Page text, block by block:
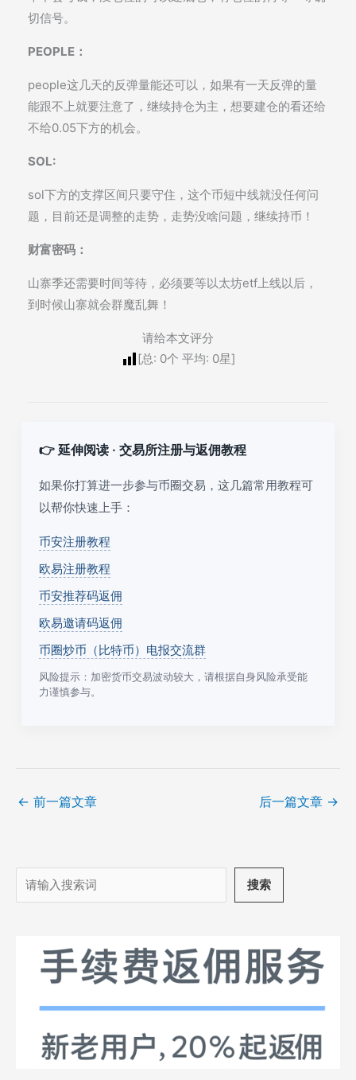
切信号。
PEOPLE：
people这几天的反弹量能还可以，如果有一天反弹的量
能跟不上就要注意了，继续持仓为主，想要建仓的看还给
不给0.05下方的机会。
SOL:
sol下方的支撑区间只要守住，这个币短中线就没任何问
题，目前还是调整的走势，走势没啥问题，继续持币！
财富密码：
山寨季还需要时间等待，必须要等以太坊etf上线以后，
到时候山寨就会群魔乱舞！
请给本文评分
[总: 0个 平均: 0星]
👉 延伸阅读 · 交易所注册与返佣教程
如果你打算进一步参与币圈交易，这几篇常用教程可
以帮你快速上手：
币安注册教程
欧易注册教程
币安推荐码返佣
欧易邀请码返佣
币圈炒币（比特币）电报交流群
风险提示：加密货币交易波动较大，请根据自身风险承受能
力谨慎参与。
← 前一篇文章 后一篇文章 →
搜
索
搜索